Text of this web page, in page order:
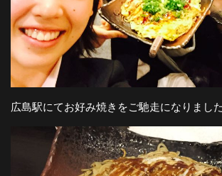
広島駅にてお好み焼きをご馳走になりまし